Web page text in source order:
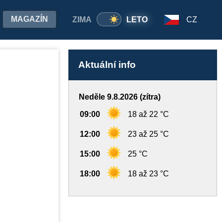
ZIMA LETO
MAGAZÍN CZ
Aktuální info
Neděle 9.8.2026 (zítra)
09:00 18 až 22 °C
12:00 23 až 25 °C
15:00 25 °C
18:00 18 až 23 °C